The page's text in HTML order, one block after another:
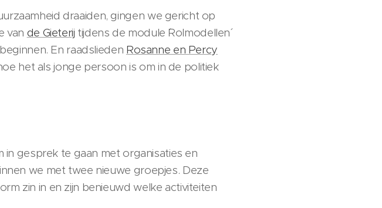
draaiden, gingen we gericht op
van de Gieterij tijdens de module ´Rolmodellen´
En raadslieden Rosanne en Percy
het als jonge persoon is om in de politiek
in gesprek te gaan met organisaties en
we met twee nieuwe groepjes. Deze
zin in en zijn benieuwd welke activiteiten